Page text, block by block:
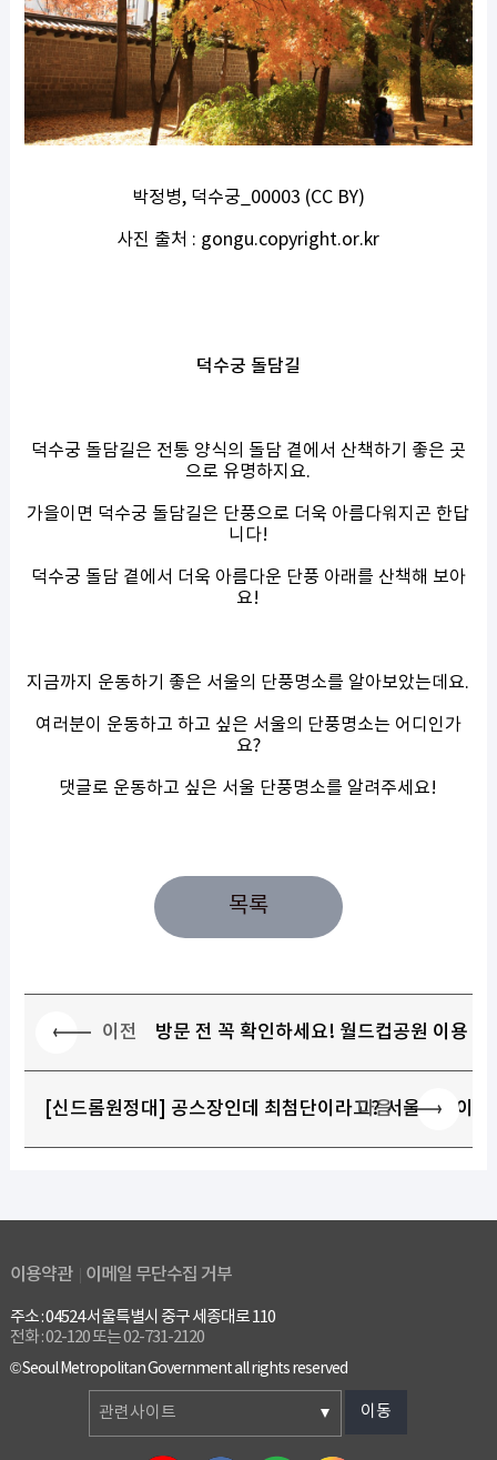
박정병, 덕수궁_00003 (CC BY)
사진 출처 : gongu.copyright.or.kr
덕수궁 돌담길
덕수궁 돌담길은 전통 양식의 돌담 곁에서 산책하기 좋은 곳
으로 유명하지요.
가을이면 덕수궁 돌담길은 단풍으로 더욱 아름다워지곤 한답
니다!
덕수궁 돌담 곁에서 더욱 아름다운 단풍 아래를 산책해 보아
요!
지금까지 운동하기 좋은 서울의 단풍명소를 알아보았는데요.
여러분이 운동하고 하고 싶은 서울의 단풍명소는 어디인가
요?
댓글로 운동하고 싶은 서울 단풍명소를 알려주세요!
목록
이전 방문 전 꼭 확인하세요! 월드컵공원 이용
[신드롬원정대] 공스장인데 최첨단이라고? 서울어린이
다음
이용약관 이메일 무단수집 거부
주소 : 04524 서울특별시 중구 세종대로 110
전화 : 02-120 또는 02-731-2120
© Seoul Metropolitan Government all rights reserved
관련사이트 이동